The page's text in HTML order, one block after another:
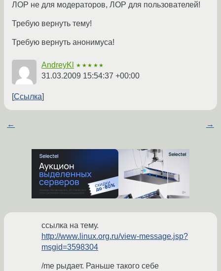
ЛОР не для модераторов, ЛОР для пользователей!
Требую вернуть тему!
Требую вернуть анонимуса!
AndreyKl ★★★★★
31.03.2009 15:54:37 +00:00
Ссылка
← →
ссылка на тему.
http://www.linux.org.ru/view-message.jsp?
msgid=3598304
/me рыдает. Раньше такого себе